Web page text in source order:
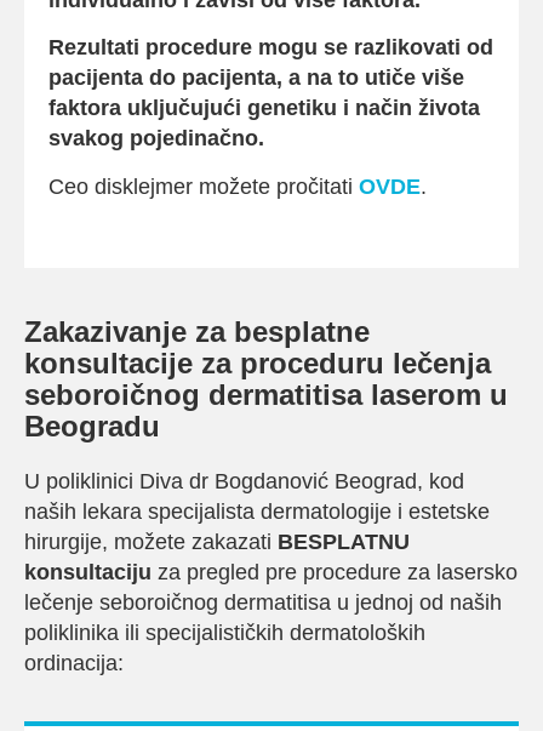
Rezultati procedure mogu se razlikovati od
pacijenta do pacijenta, a na to utiče više
faktora uključujući genetiku i način života
svakog pojedinačno.
Ceo disklejmer možete pročitati OVDE.
Zakazivanje za besplatne
konsultacije za proceduru lečenja
seboroičnog dermatitisa laserom u
Beogradu
U poliklinici Diva dr Bogdanović Beograd, kod
naših lekara specijalista dermatologije i estetske
hirurgije, možete zakazati BESPLATNU
konsultaciju za pregled pre procedure za lasersko
lečenje seboroičnog dermatitisa u jednoj od naših
poliklinika ili specijalističkih dermatoloških
ordinacija: